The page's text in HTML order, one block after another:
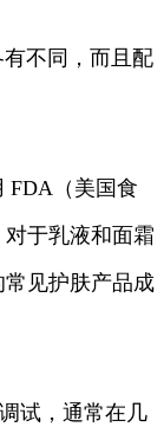
不同，而且配
FDA（美国食
于乳液和面霜
见护肤产品成
试，通常在几